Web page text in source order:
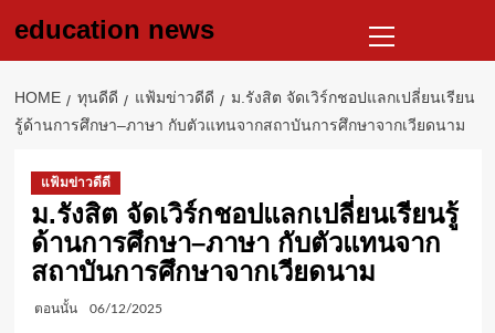
education news
Menu
HOME ทุนดีดี แฟ้มข่าวดีดี
ม.รังสิต จัดเวิร์กชอปแลกเปลี่ยนเรียน
รู้ด้านการศึกษา–ภาษา กับตัวแทนจากสถาบันการศึกษาจากเวียดนาม
แฟ้มข่าวดีดี
ม.รังสิต จัดเวิร์กชอปแลกเปลี่ยนเรียนรู้
ด้านการศึกษา–ภาษา กับตัวแทนจาก
สถาบันการศึกษาจากเวียดนาม
ตอนนั้น 06/12/2025